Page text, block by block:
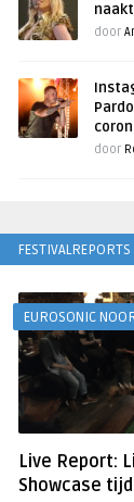
door
door
FESTIVALREPORTS
EUROSONIC
Live Report:
Showcase